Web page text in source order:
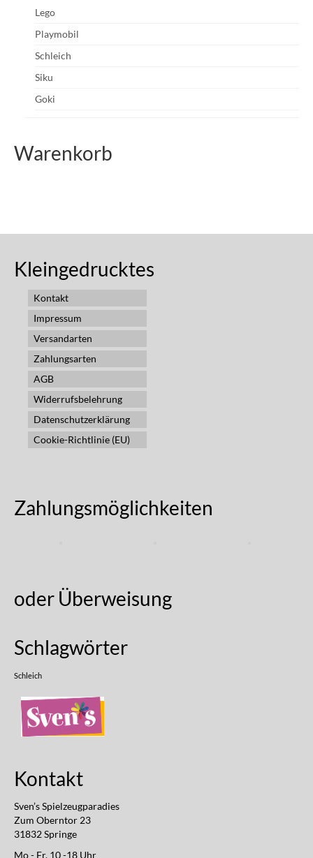
Lego
Playmobil
Schleich
Siku
Goki
Warenkorb
Kleingedrucktes
Kontakt
Impressum
Versandarten
Zahlungsarten
AGB
Widerrufsbelehrung
Datenschutzerklärung
Cookie-Richtlinie (EU)
Zahlungsmöglichkeiten
oder Überweisung
Schlagwörter
Schleich
Kontakt
Sven’s Spielzeugparadies
Zum Oberntor 23
31832 Springe
Mo - Fr, 10 -18 Uhr